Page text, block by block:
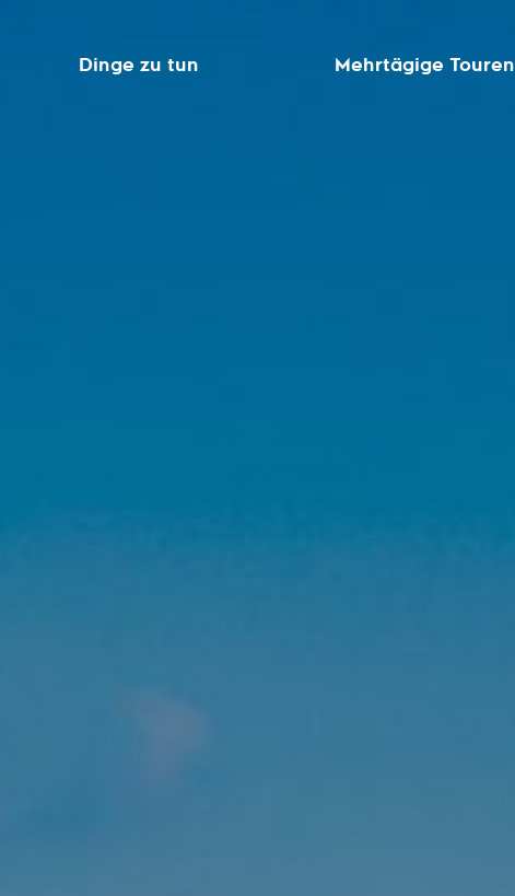
Dinge zu tun Mehrtägige Touren